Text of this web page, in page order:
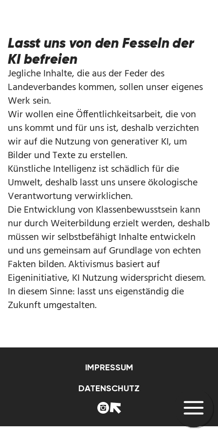
Lasst uns von den Fesseln der
KI befreien
Jegliche Inhalte, die aus der Feder des
Landeverbandes kommen, sollen unser eigenes
Werk sein.
Wir wollen eine Öffentlichkeitsarbeit, die von
uns kommt und für uns ist, deshalb verzichten
wir auf die Nutzung von generativer KI, um
Bilder und Texte zu erstellen.
Künstliche Intelligenz ist schädlich für die
Umwelt, deshalb lasst uns unsere ökologische
Verantwortung verwirklichen.
Die Entwicklung von Klassenbewusstsein kann
nur durch Weiterbildung erzielt werden, deshalb
müssen wir selbstbefähigt Inhalte entwickeln
und uns gemeinsam auf Grundlage von echten
Fakten bilden. Aktivismus basiert auf
Eigeninitiative, KI Nutzung widerspricht diesem.
In diesem Sinne: lasst uns eigenständig die
Zukunft umgestalten.
IMPRESSUM
DATENSCHUTZ